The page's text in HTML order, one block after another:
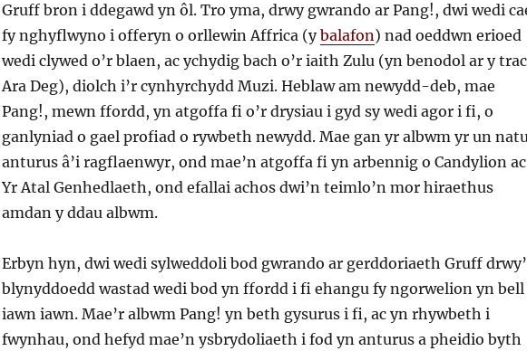
Gruff bron i ddegawd yn ôl. Tro yma, drwy gwrando ar Pang!, dwi wedi
fy nghyflwyno i offeryn o orllewin Affrica (ybalafon) nad oeddwn erioed
wedi clywed o’r blaen, ac ychydig bach o’r iaith Zulu (yn benodol ar y trac
Ara Deg), diolch i’r cynhyrchydd Muzi. Heblaw am newydd-deb, mae
Pang!, mewn ffordd, yn atgoffa fi o’r drysiau i gyd sy wedi agor i fi, o
ganlyniad o gael profiad o rywbeth newydd. Mae gan yr albwm yr un
anturus â’i ragflaenwyr, ond mae’n atgoffa fi yn arbennig o Candylion ac
Yr Atal Genhedlaeth, ond efallai achos dwi’n teimlo’n mor hiraethus
amdan y ddau albwm.
Erbyn hyn, dwi wedi sylweddoli bod gwrando ar gerddoriaeth Gruff
blynyddoedd wastad wedi bod yn ffordd i fi ehangu fy ngorwelion yn bell
iawn iawn. Mae’r albwm Pang! yn beth gysurus i fi, ac yn rhywbeth i
fwynhau, ond hefyd mae’n ysbrydoliaeth i fod yn anturus a pheidio byth